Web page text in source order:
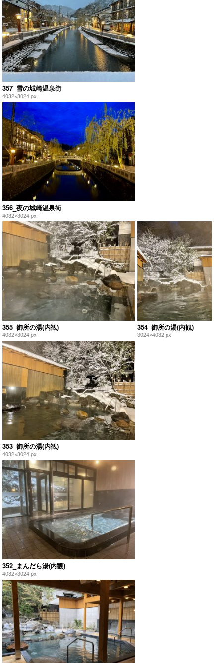
357_雪の城崎温泉街
4032×3024 px
356_夜の城崎温泉街
4032×3024 px
355_御所の湯(内観)
4032×3024 px
354_御所の湯(内観)
3024×4032 px
353_御所の湯(内観)
4032×3024 px
352_まんだら湯(内観)
4032×3024 px